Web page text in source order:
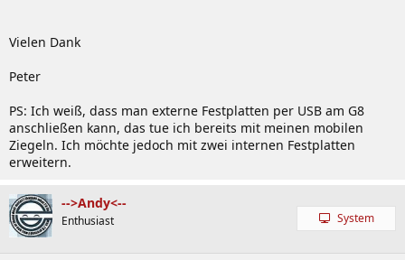
Vielen Dank
Peter
PS: Ich weiß, dass man externe Festplatten per USB am G8
anschließen kann, das tue ich bereits mit meinen mobilen
Ziegeln. Ich möchte jedoch mit zwei internen Festplatten
erweitern.
-->Andy<--
Enthusiast System